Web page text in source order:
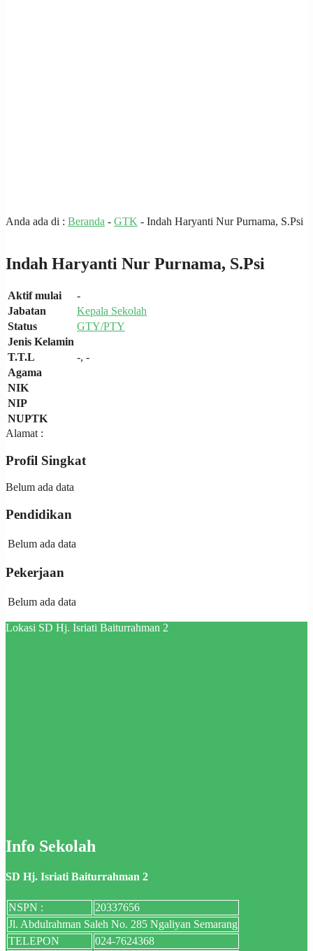
Anda ada di : Beranda - GTK - Indah Haryanti Nur Purnama, S.Psi
Indah Haryanti Nur Purnama, S.Psi
Aktif mulai
-
Jabatan
Kepala Sekolah
Status
GTY/PTY
Jenis Kelamin
T.T.L
-, -
Agama
NIK
NIP
NUPTK
Alamat :
Profil Singkat
Belum ada data
Pendidikan
Belum ada data
Pekerjaan
Belum ada data
Lokasi SD Hj. Isriati Baiturrahman 2
Info Sekolah
SD Hj. Isriati Baiturrahman 2
NSPN :
20337656
Jl. Abdulrahman Saleh No. 285 Ngaliyan Semarang
TELEPON
024-7624368